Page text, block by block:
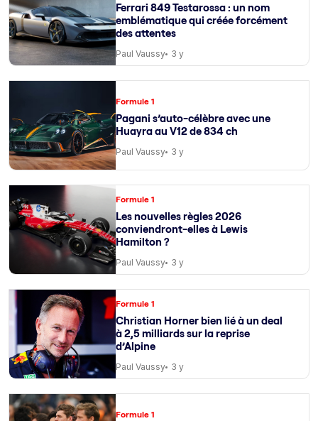
Ferrari 849 Testarossa : un nom
emblématique qui créée forcément
des attentes
Paul Vaussy 3 y
Formule 1
Pagani s’auto-célèbre avec une
Huayra au V12 de 834 ch
Paul Vaussy 3 y
Formule 1
Les nouvelles règles 2026
conviendront-elles à Lewis
Hamilton ?
Paul Vaussy 3 y
Formule 1
Christian Horner bien lié à un deal
à 2,5 milliards sur la reprise
d’Alpine
Paul Vaussy 3 y
Formule 1